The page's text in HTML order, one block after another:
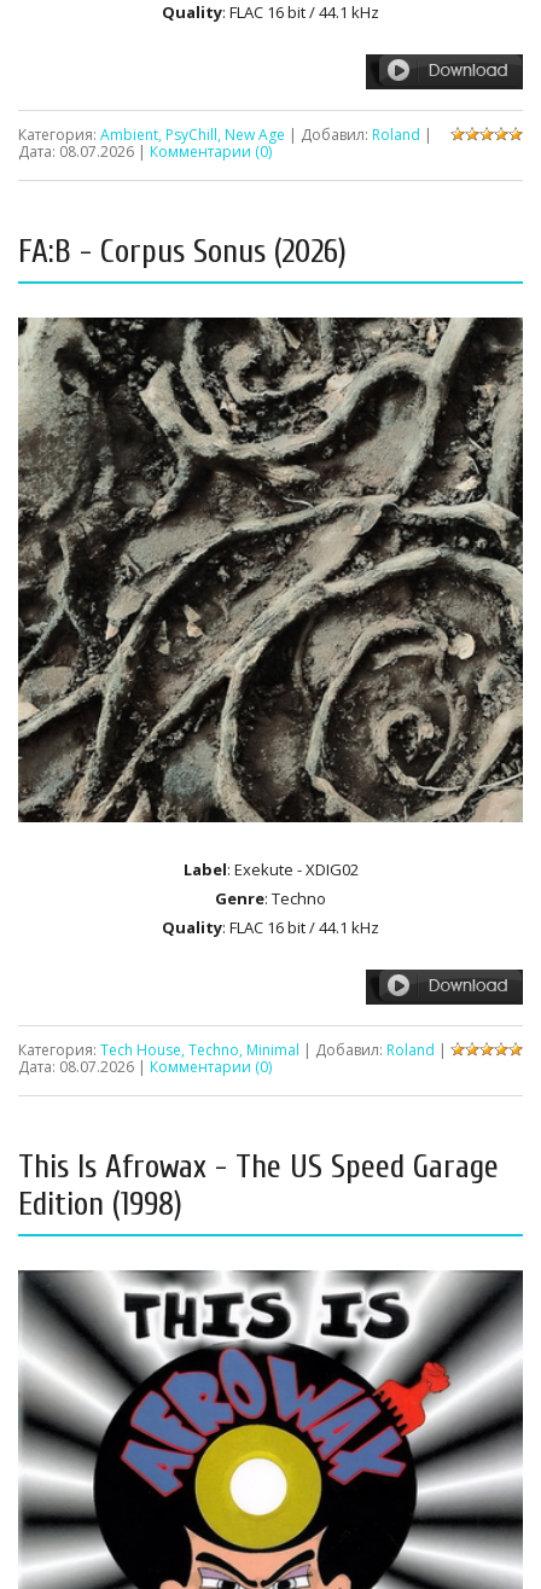
Quality: FLAC 16 bit / 44.1 kHz
Категория: Ambient, PsyChill, New Age | Добавил: Roland |
Дата: 08.07.2026 | Комментарии (0)
FA:B - Corpus Sonus (2026)
Label: Exekute - XDIG02
Genre: Techno
Quality: FLAC 16 bit / 44.1 kHz
Категория: Tech House, Techno, Minimal | Добавил: Roland |
Дата: 08.07.2026 | Комментарии (0)
This Is Afrowax - The US Speed Garage
Edition (1998)